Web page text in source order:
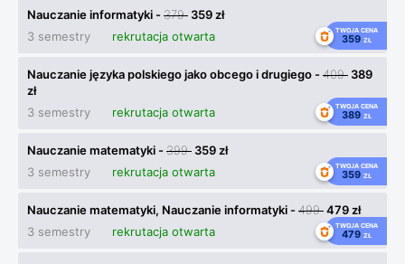
Nauczanie informatyki -379 359 zł
3 semestry
rekrutacja otwarta TWOJA CENA
359 ZŁ
Nauczanie języka polskiego jako obcego i drugiego -409 389
zł
3 semestry
rekrutacja otwarta TWOJA CENA
389 ZŁ
Nauczanie matematyki -399 359 zł
3 semestry
rekrutacja otwarta TWOJA CENA
359 ZŁ
Nauczanie matematyki, Nauczanie informatyki -499479 zł
3 semestry
rekrutacja otwarta TWOJA CENA
479 ZŁ